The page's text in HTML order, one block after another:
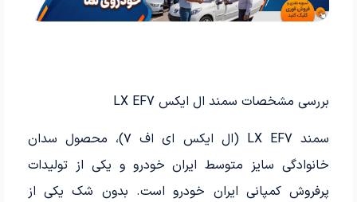
بررسی مشخصات سمند ال ایکس LX EF7
سمند LX EF7 (ال ایکس ای اف ۷)، محصول سدان
خانوادگی سایز متوسط ایران خودرو و یکی از تولیدات
پرفروش کمپانی ایران خودرو است. بدون شک یکی از